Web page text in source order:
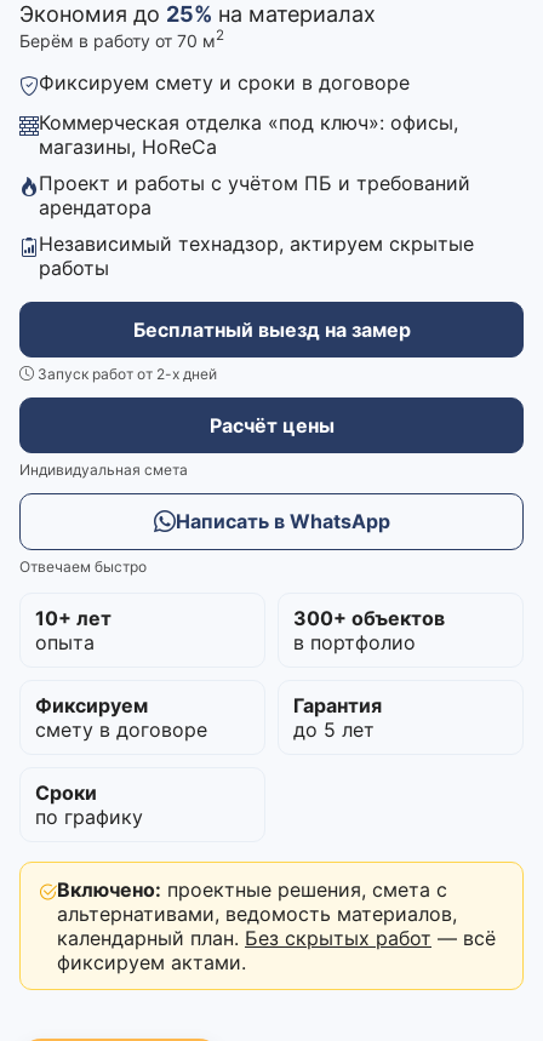
Экономия до 25% на материалах
Берём в работу от 70 м2
Фиксируем смету и сроки в договоре
Коммерческая отделка «под ключ»: офисы,
магазины, HoReCa
Проект и работы с учётом ПБ и требований
арендатора
Независимый технадзор, актируем скрытые
работы
Бесплатный выезд на замер
Запуск работ от 2-х дней
Расчёт цены
Индивидуальная смета
Написать в WhatsApp
Отвечаем быстро
10+ лет
опыта
300+ объектов
в портфолио
Фиксируем
смету в договоре
Гарантия
до 5 лет
Сроки
по графику
Включено: проектные решения, смета с
альтернативами, ведомость материалов,
календарный план. Без скрытых работ — всё
фиксируем актами.